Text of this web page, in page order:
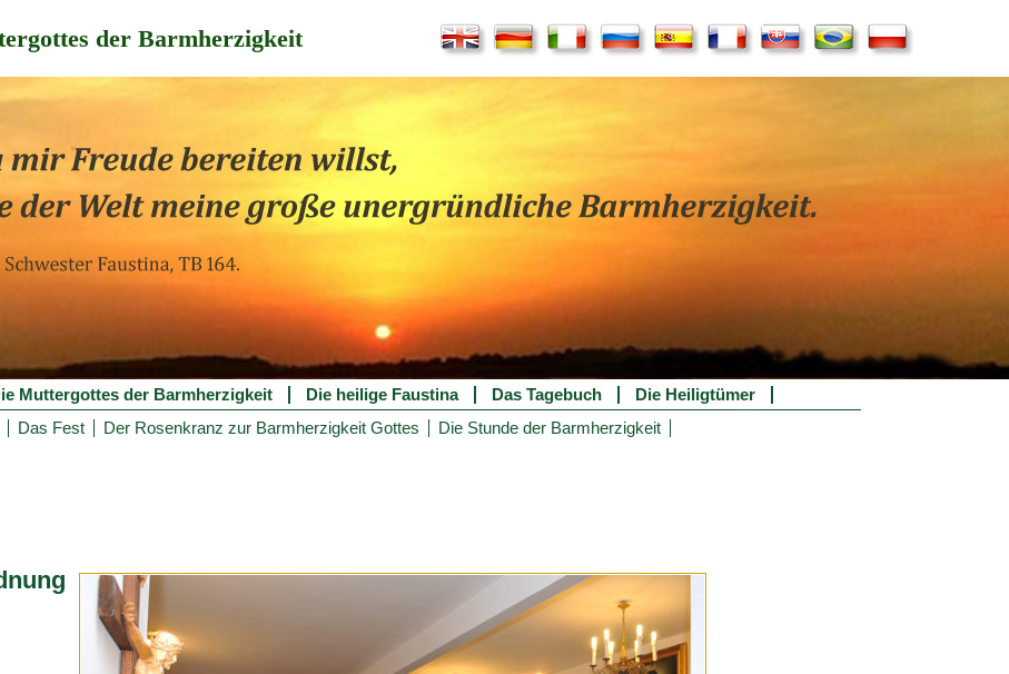
der Barmherzigkeit
Muttergottes der Barmherzigkeit Die heilige Faustina Das Tagebuch
Die Heiligtümer
Das Fest Der Rosenkranz zur Barmherzigkeit Gottes Die Stunde der Barmherzigkeit